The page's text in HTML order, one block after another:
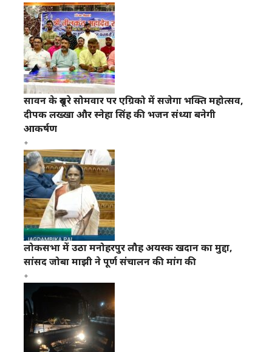
सावन के दूसरे सोमवार पर एग्रिको में सजेगा भक्ति महोत्सव,
दीपक लख्खा और स्नेहा सिंह की भजन संध्या बनेगी
आकर्षण
लोकसभा में उठा मनोहरपुर लौह अयस्क खदान का मुद्दा,
सांसद जोबा माझी ने पूर्ण संचालन की मांग की